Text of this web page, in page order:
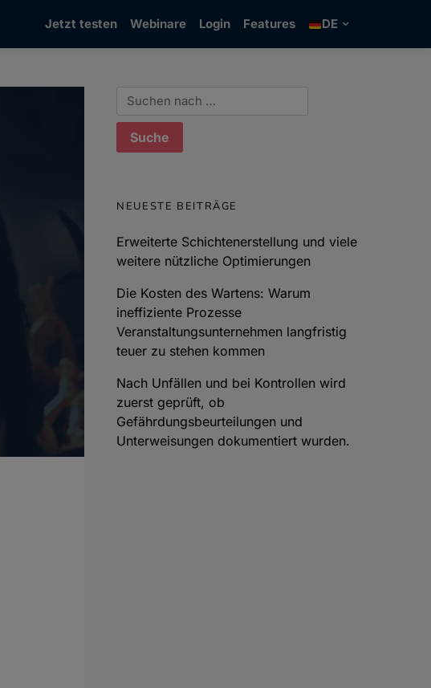
Jetzt testen Webinare Login Features DE
Suchen nach:
NEUESTE BEITRÄGE
Erweiterte Schichtenerstellung und viele
weitere nützliche Optimierungen
Die Kosten des Wartens: Warum
ineffiziente Prozesse
Veranstaltungsunternehmen langfristig
teuer zu stehen kommen
Nach Unfällen und bei Kontrollen wird
zuerst geprüft, ob
Gefährdungsbeurteilungen und
Unterweisungen dokumentiert wurden.